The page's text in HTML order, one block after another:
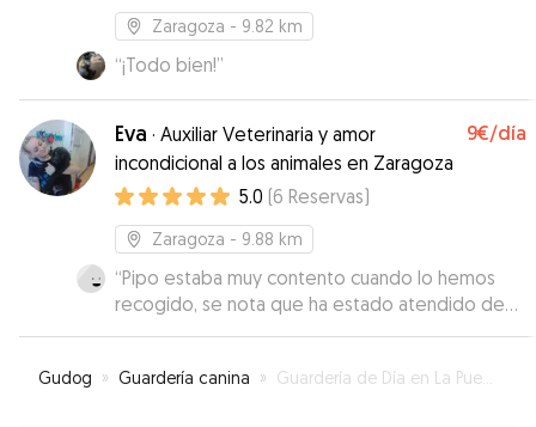
Zaragoza - 9.82 km
“¡Todo bien!”
Eva · Auxiliar Veterinaria y amor
incondicional a los animales en Zaragoza
9€/día
5.0 (6 Reservas)
Zaragoza - 9.88 km
“Pipo estaba muy contento cuando lo hemos
recogido, se nota que ha estado atendido de
forma muy cariñosa. Gracias Eva por todas los
Gudog » Guardería canina » Guardería de Día en La Puebla de Alfindén